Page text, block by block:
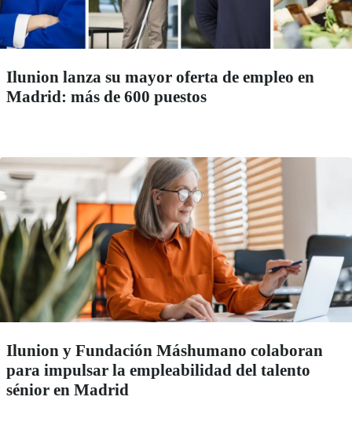
Ilunion lanza su mayor oferta de empleo en
Madrid: más de 600 puestos
Ilunion y Fundación Máshumano colaboran
para impulsar la empleabilidad del talento
sénior en Madrid